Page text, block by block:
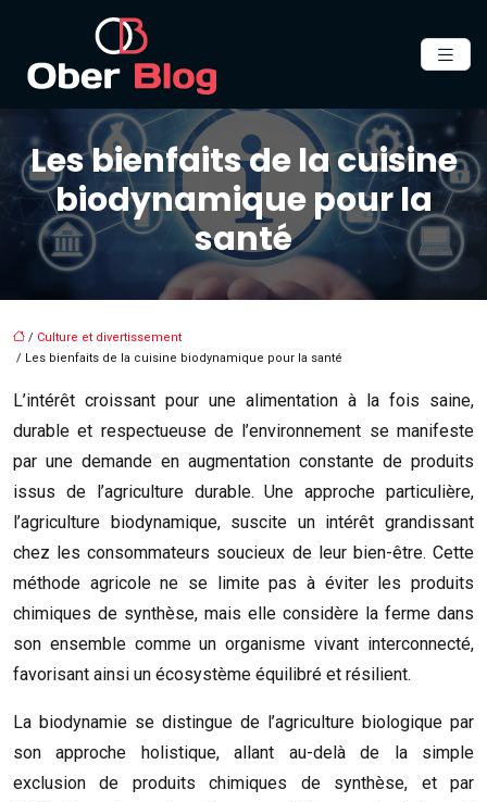
Les bienfaits de la cuisine
biodynamique pour la
santé
/ Culture et divertissement
/ Les bienfaits de la cuisine biodynamique pour la santé
L’intérêt croissant pour une alimentation à la fois saine,
durable et respectueuse de l’environnement se manifeste
par une demande en augmentation constante de produits
issus de l’agriculture durable. Une approche particulière,
l’agriculture biodynamique, suscite un intérêt grandissant
chez les consommateurs soucieux de leur bien-être. Cette
méthode agricole ne se limite pas à éviter les produits
chimiques de synthèse, mais elle considère la ferme dans
son ensemble comme un organisme vivant interconnecté,
favorisant ainsi un écosystème équilibré et résilient.
La biodynamie se distingue de l’agriculture biologique par
son approche holistique, allant au-delà de la simple
exclusion de produits chimiques de synthèse, et par